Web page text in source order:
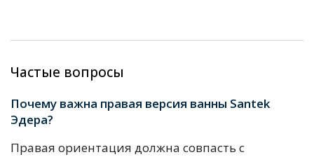
Частые вопросы
Почему важна правая версия ванны Santek
Эдера?
Правая ориентация должна совпасть с